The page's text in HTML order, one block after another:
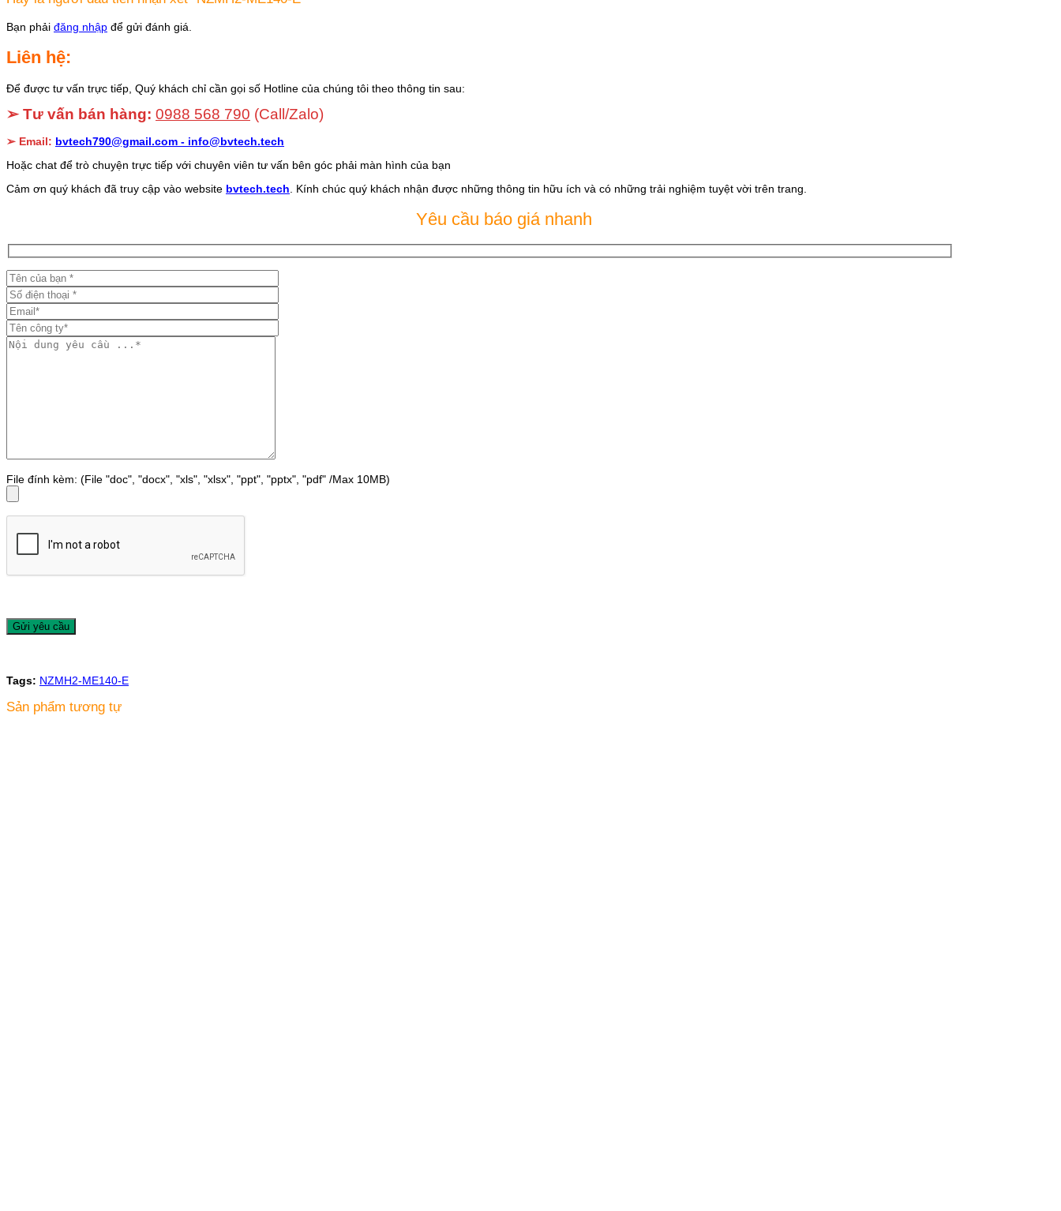
Bạn phải đăng nhập để gửi đánh giá.
Liên hệ:
Để được tư vấn trực tiếp, Quý khách chỉ cần gọi số Hotline của chúng tôi theo thông tin sau:
➢ Tư vấn bán hàng: 0988 568 790 (Call/Zalo)
➢ Email: bvtech790@gmail.com - info@bvtech.tech
Hoặc chat để trò chuyện trực tiếp với chuyên viên tư vấn bên góc phải màn hình của bạn
Cảm ơn quý khách đã truy cập vào website bvtech.tech. Kính chúc quý khách nhận được những thông tin hữu ích và có những trải nghiệm tuyệt vời trên trang.
Yêu cầu báo giá nhanh
File đính kèm: (File "doc", "docx", "xls", "xlsx", "ppt", "pptx", "pdf" /Max 10MB)
Tags: NZMH2-ME140-E
Sản phẩm tương tự